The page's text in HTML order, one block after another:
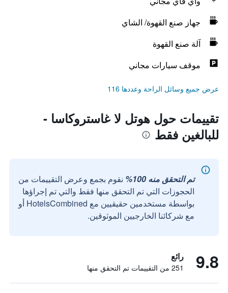
جهاز صنع القهوة/ الشاي
آلة صنع القهوة
موقف سيارات مجاني
عرض جميع وسائل الراحة وعددها 116
تقييمات حول هوتل لا غاستروكاسا -
للبالغين فقط
تم التحقق منه 100%
نقوم بجمع وعرض التقييمات من
الحجوزات التي تم التحقق منها فقط والتي تم إجراؤها
بواسطة مستخدمين حقيقيين مع HotelsCombined أو
مع شركائنا الخارجيين الموثوقين.
9.8 رائع
251 من التقييمات تم التحقق منها